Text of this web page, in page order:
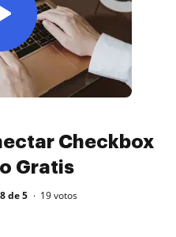
Checkbox
Gratis
de 5 19votos